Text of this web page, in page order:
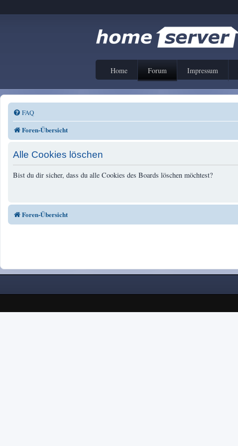
Home Forum Impressum
FAQ
Foren-Übersicht
Alle Cookies löschen
Bist du dir sicher, dass du alle Cookies des Boards löschen möchtest?
Foren-Übersicht